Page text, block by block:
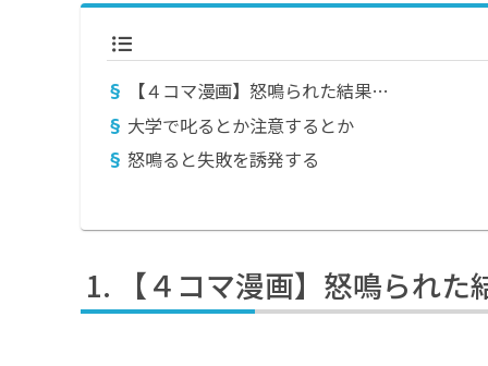
【４コマ漫画】怒鳴られた結果…
大学で叱るとか注意するとか
怒鳴ると失敗を誘発する
【４コマ漫画】怒鳴られ